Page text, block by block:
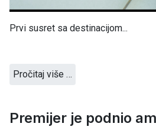
Prvi susret sa destinacijom...
Pročitaj više …
Premijer je podnio